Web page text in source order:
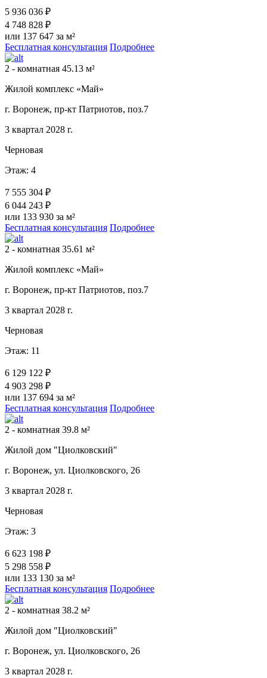
5 936 036 ₽
4 748 828 ₽
или 137 647 за м²
Бесплатная консультация Подробнее
2 - комнатная 45.13 м²
Жилой комплекс «Май»
г. Воронеж, пр-кт Патриотов, поз.7
3 квартал 2028 г.
Черновая
Этаж: 4
7 555 304 ₽
6 044 243 ₽
или 133 930 за м²
Бесплатная консультация Подробнее
2 - комнатная 35.61 м²
Жилой комплекс «Май»
г. Воронеж, пр-кт Патриотов, поз.7
3 квартал 2028 г.
Черновая
Этаж: 11
6 129 122 ₽
4 903 298 ₽
или 137 694 за м²
Бесплатная консультация Подробнее
2 - комнатная 39.8 м²
Жилой дом "Циолковский"
г. Воронеж, ул. Циолковского, 26
3 квартал 2028 г.
Черновая
Этаж: 3
6 623 198 ₽
5 298 558 ₽
или 133 130 за м²
Бесплатная консультация Подробнее
2 - комнатная 38.2 м²
Жилой дом "Циолковский"
г. Воронеж, ул. Циолковского, 26
3 квартал 2028 г.